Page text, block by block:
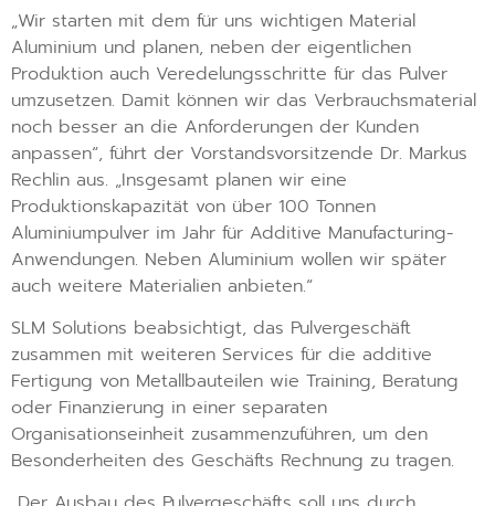
„Wir starten mit dem für uns wichtigen Material
Aluminium und planen, neben der eigentlichen
Produktion auch Veredelungsschritte für das Pulver
umzusetzen. Damit können wir das Verbrauchsmaterial
noch besser an die Anforderungen der Kunden
anpassen“, führt der Vorstandsvorsitzende Dr. Markus
Rechlin aus. „Insgesamt planen wir eine
Produktionskapazität von über 100 Tonnen
Aluminiumpulver im Jahr für Additive Manufacturing-
Anwendungen. Neben Aluminium wollen wir später
auch weitere Materialien anbieten.“
SLM Solutions beabsichtigt, das Pulvergeschäft
zusammen mit weiteren Services für die additive
Fertigung von Metallbauteilen wie Training, Beratung
oder Finanzierung in einer separaten
Organisationseinheit zusammenzuführen, um den
Besonderheiten des Geschäfts Rechnung zu tragen.